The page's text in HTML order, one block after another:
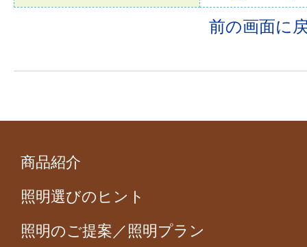
前の画面に
商品紹介
照明選びのヒント
照明のご提案／照明プラン